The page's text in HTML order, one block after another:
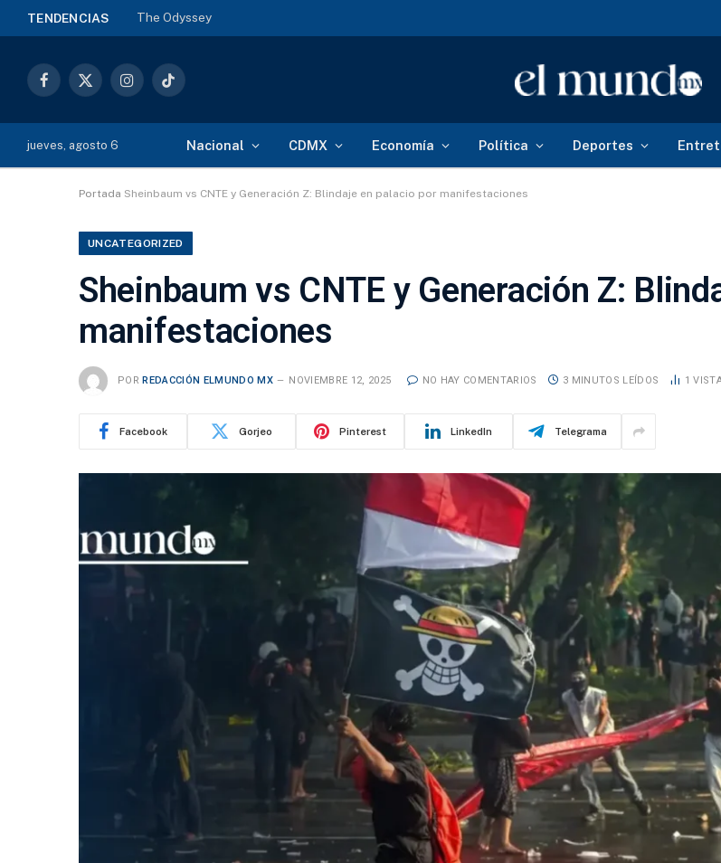
TENDENCIAS The Odyssey
Facebook
X
InstagramTikTok
jueves, agosto 6 Nacional CDMX Economía Política Deportes
Portada Sheinbaum vs CNTE y Generación Z: Blindaje en palacio por manifestaciones
UNCATEGORIZED
Sheinbaum vs CNTE y Generación Z:
manifestaciones
POR REDACCIÓN ELMUNDO MX NOVIEMBRE 12, 2025 NO HAY COMENTARIOS 3 MINUTOS LEÍDOS 1
Facebook Gorjeo Pinterest LinkedIn Telegrama